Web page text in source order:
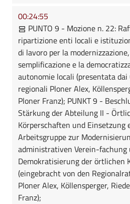
00:24:55
PUNTO 9 - Mozione n. 22:
ripartizione enti locali e
di lavoro per la
semplificazione e la
autonomie locali (presentata dai
regionali Ploner Alex,
Ploner Franz); PUNKT 9 -
Stärkung der Abteilung II -
Körperschaften und Einsetzung
Arbeitsgruppe zur
administrativen Verein-fachung
Demokratisierung der örtlichen
(eingebracht von den
Ploner Alex, Köllensperger,
Franz);